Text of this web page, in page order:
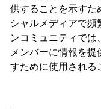
供することを示すた
シャルメディアで頻
ンコミュニティでは
メンバーに情報を
すために使用される